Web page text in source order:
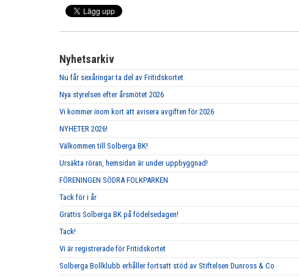
Nyhetsarkiv
Nu får sexåringar ta del av Fritidskortet
Nya styrelsen efter årsmötet 2026
Vi kommer inom kort att avisera avgiften för 2026
NYHETER 2026!
Välkommen till Solberga BK!
Ursäkta röran, hemsidan är under uppbyggnad!
FÖRENINGEN SÖDRA FOLKPARKEN
Tack för i år
Grattis Solberga BK på födelsedagen!
Tack!
Vi är registrerade för Fritidskortet
Solberga Bollklubb erhåller fortsatt stöd av Stiftelsen Dunross & Co